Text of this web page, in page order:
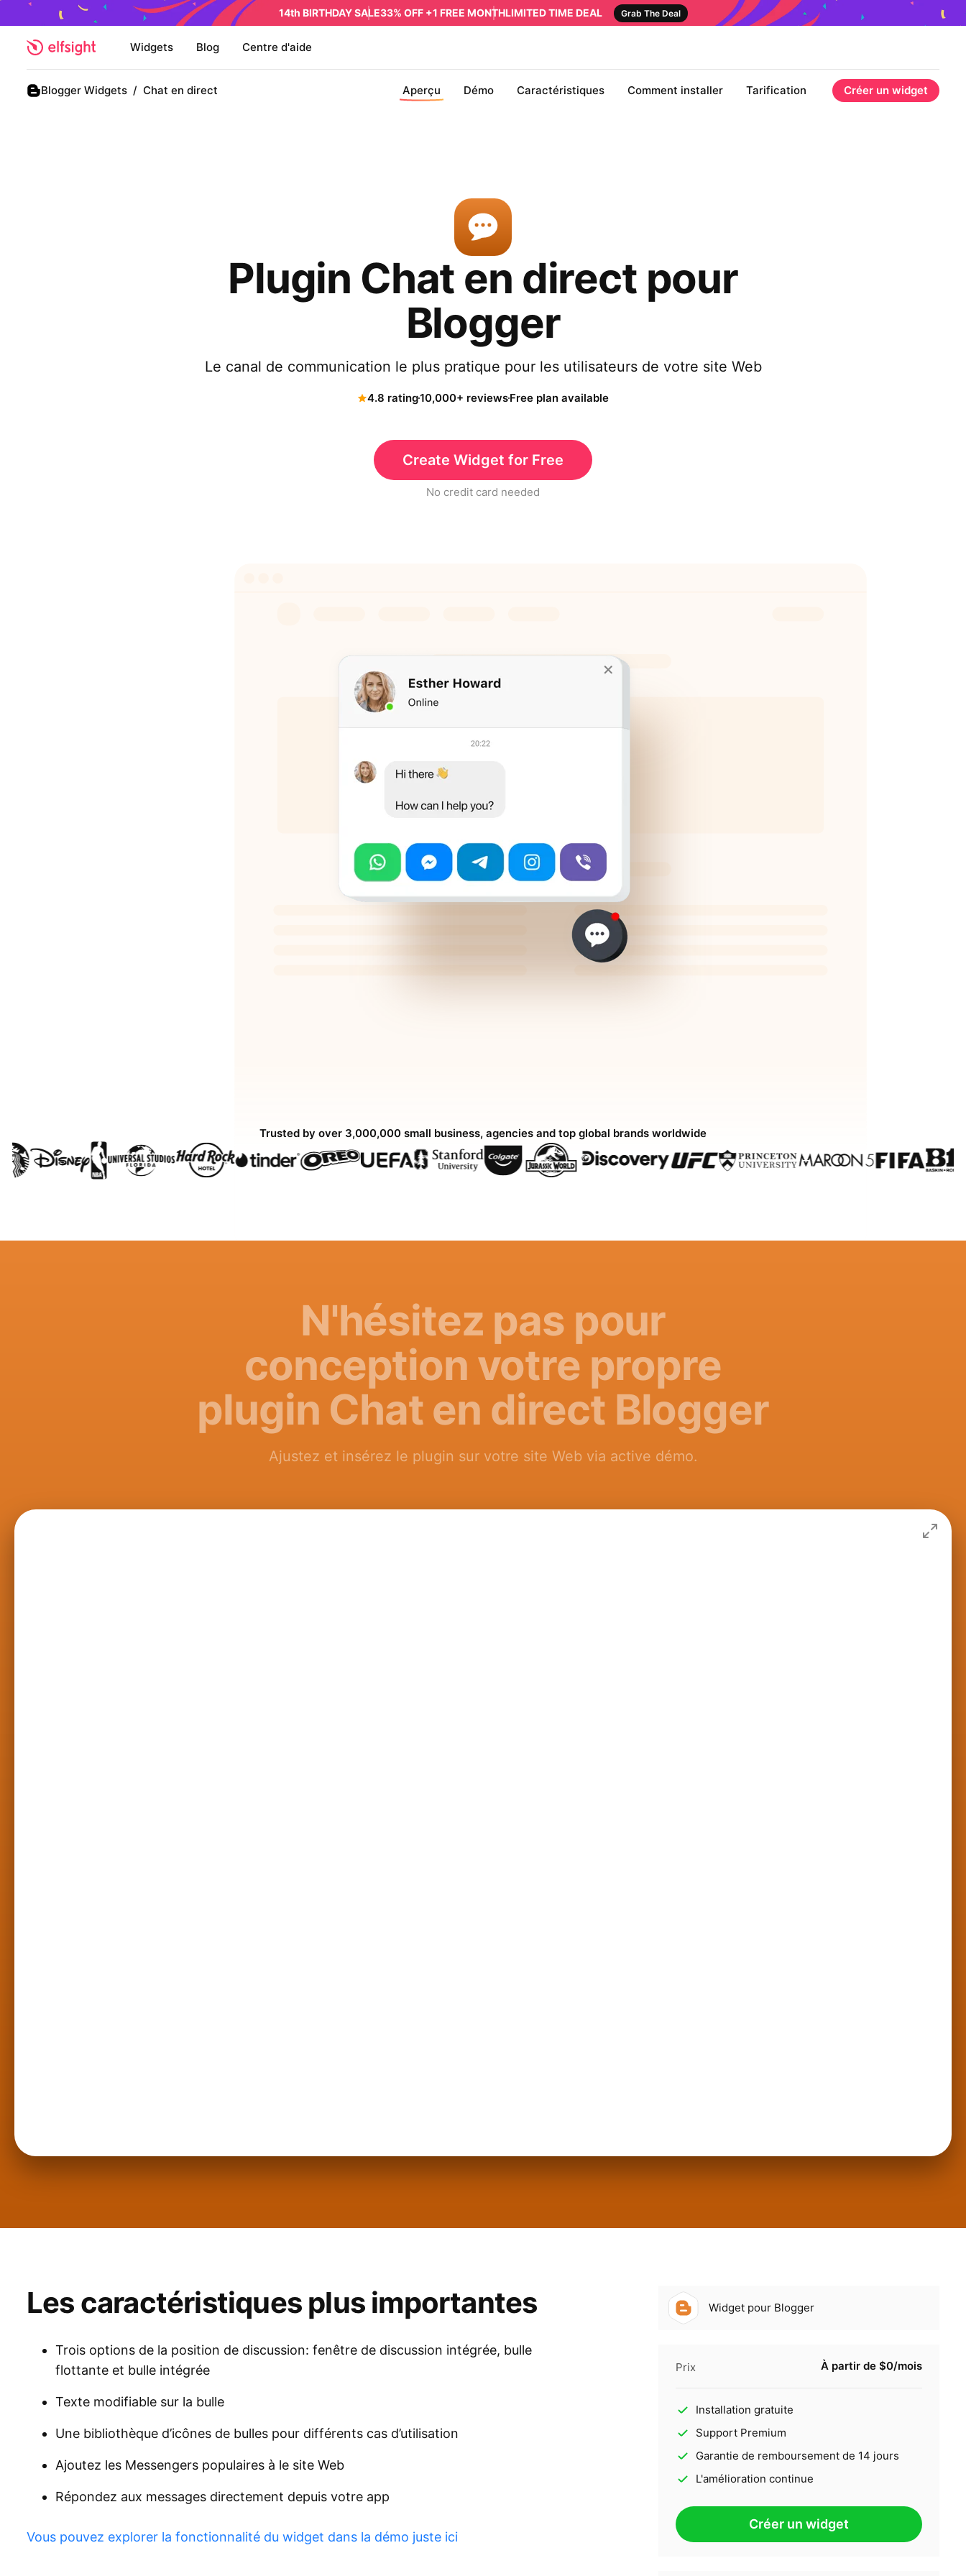
14th BIRTHDAY SALE33% OFF +1 FREE MONTHLIMITED TIME DEAL Grab The Deal
Widgets Blog Centre d'aide
Blogger Widgets / Chat en direct Aperçu Démo Caractéristiques Comment installer Tarification Créer un widget
Plugin Chat en direct pour
Blogger
Le canal de communication le plus pratique pour les utilisateurs de votre site Web
4.8 rating10,000+ reviewsFree plan available
Create Widget for Free
No credit card needed
Trusted by over 3,000,000 small business, agencies and top global brands worldwide
N'hésitez pas pour
conception votre propre
plugin Chat en direct Blogger
Ajustez et insérez le plugin sur votre site Web via active démo.
Les caractéristiques plus importantes
Trois options de la position de discussion: fenêtre de discussion intégrée, bulle
flottante et bulle intégrée
Texte modifiable sur la bulle
Une bibliothèque d’icônes de bulles pour différents cas d’utilisation
Ajoutez les Messengers populaires à le site Web
Répondez aux messages directement depuis votre app
Vous pouvez explorer la fonctionnalité du widget dans la démo juste ici
Widget pour Blogger
Prix À partir de $0/mois
Installation gratuite
Support Premium
Garantie de remboursement de 14 jours
L'amélioration continue
Créer un widget